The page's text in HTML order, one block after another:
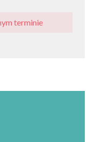
terminie